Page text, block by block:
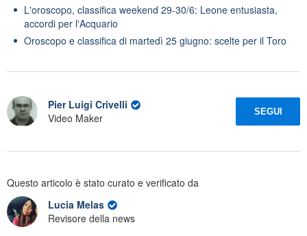
L'oroscopo, classifica weekend 29-30/6: Leone entusiasta,
accordi per l'Acquario
Oroscopo e classifica di martedì 25 giugno: scelte per il Toro
Pier Luigi Crivelli
Video Maker
SEGUI
Questo articolo è stato curato e verificato da
Lucia Melas
Revisore della news